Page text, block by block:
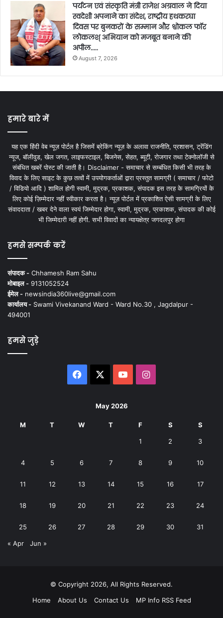
पर्यटन एवं संस्कृति मंत्री राजेश अग्रवाल ने दिया
स्वदेशी अपनाने का संदेश, राष्ट्रीय हथकरघा
दिवस पर बुनकरों के सम्मान और श्वोकल फॉर
लोकलश् अभियान को मजबूत बनाने की
अपील…..
August 7, 2026
हमारे बारे में
यह एक हिंदी वेब न्यूज़ पोर्टल है जिसमें ब्रेकिंग न्यूज़ के अलावा राजनीति, प्रशासन, ट्रेंडिंग
न्यूज, बॉलीवुड, खेल जगत, लाइफस्टाइल, बिजनेस, सेहत, ब्यूटी, रोजगार तथा टेक्नोलॉजी से
संबंधित खबरें पोस्ट की जाती है। Disclaimer - समाचार से सम्बंधित किसी भी तरह के
विवाद के लिए साइट के कुछ तत्वों में उपयोगकर्ताओं द्वारा प्रस्तुत सामग्री ( समाचार / फोटो
/ विडियो आदि ) शामिल होगी स्वामी, मुद्रक, प्रकाशक, संपादक इस तरह के सामग्रियों के
लिए कोई ज़िम्मेदार नहीं स्वीकार करता है। न्यूज़ पोर्टल में प्रकाशित ऐसी सामग्री के लिए
संवाददाता / खबर देने वाला स्वयं जिम्मेदार होगा, स्वामी, मुद्रक, प्रकाशक, संपादक की कोई
भी जिम्मेदारी नहीं होगी. सभी विवादों का न्यायक्षेत्र जगदलपुर होगा
हमसे सम्पर्क करें
संपादक - Chhamesh Ram Sahu
मोबाइल - 9131052524
ईमेल - newsindia360live@gmail.com
कार्यालय - Swami Vivekanand Ward - Ward No.30 , Jagdalpur -
494001
हमसे जुड़े
Facebook YouTubeInstagram
May 2026
M T W T F S S
1 2 3
4 5 6 7 8 9 10
11 12 13 14 15 16 17
18 19 20 21 22 23 24
25 26 27 28 29 30 31
« Apr Jun »
© Copyright 2026, All Rights Reserved.
Home
About Us Contact Us MP Info RSS Feed